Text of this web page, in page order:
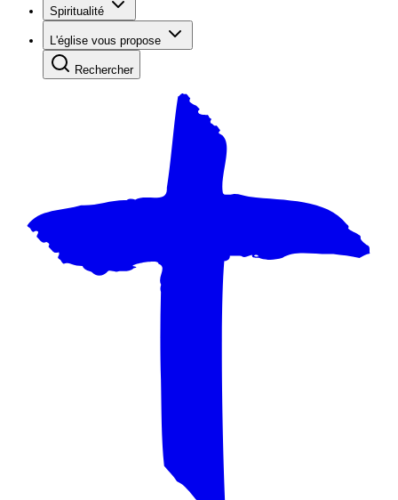
Spiritualité
L'église vous propose
Rechercher